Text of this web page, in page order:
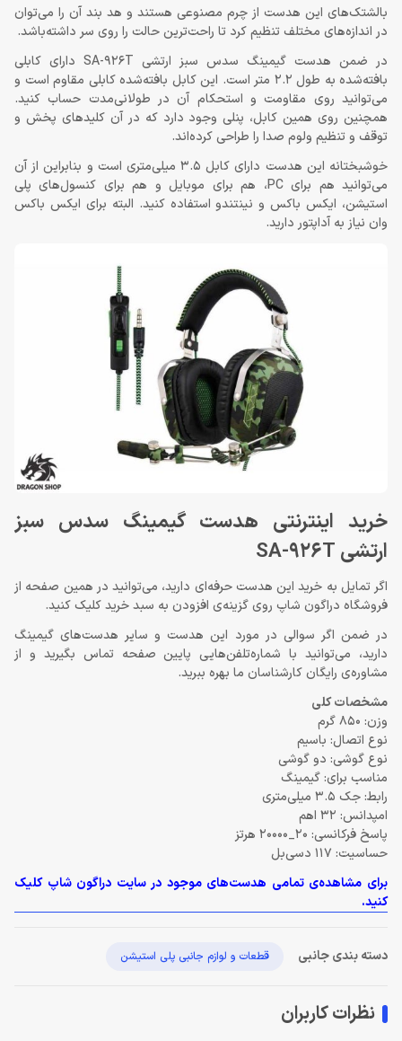
بالشتک‌های این هدست از چرم مصنوعی هستند و هد بند آن را می‌توان
در اندازه‌های مختلف تنظیم کرد تا راحت‌ترین حالت را روی سر داشته‌باشد.
در ضمن هدست گیمینگ سدس سبز ارتشی SA-926T دارای کابلی
بافته‌شده به طول 2.2 متر است. این کابل بافته‌شده کابلی مقاوم است و
می‌توانید روی مقاومت و استحکام آن در طولانی‌مدت حساب کنید.
همچنین روی همین کابل، پنلی وجود دارد که در آن کلیدهای پخش و
توقف و تنظیم ولوم صدا را طراحی کرده‌اند.
خوشبختانه این هدست دارای کابل 3.5 میلی‌متری است و بنابراین از آن
می‌توانید هم برای PC، هم برای موبایل و هم برای کنسول‌های پلی
استیشن، ایکس باکس و نینتندو استفاده کنید. البته برای ایکس باکس
وان نیاز به آداپتور دارید.
خرید اینترنتی هدست گیمینگ سدس سبز
ارتشی SA-926T
اگر تمایل به خرید این هدست حرفه‌ای دارید، می‌توانید در همین صفحه از
فروشگاه دراگون شاپ روی گزینه‌ی افزودن به سبد خرید کلیک کنید.
در ضمن اگر سوالی در مورد این هدست و سایر هدست‌های گیمینگ
دارید، می‌توانید با شماره‌تلفن‌هایی پایین صفحه تماس بگیرید و از
مشاوره‌ی رایگان کارشناسان ما بهره ببرید.
مشخصات کلی
وزن: 850 گرم
نوع اتصال: باسیم
نوع گوشی: دو گوشی
مناسب برای: گیمینگ
رابط: جک 3.5 میلی‌متری
امپدانس: 32 اهم
پاسخ فرکانسی: 20_20000 هرتز
حساسیت: 117 دسی‌بل
برای مشاهده‌ی تمامی هدست‌های موجود در سایت دراگون شاپ کلیک
کنید.
دسته بندی جانبی قطعات و لوازم جانبی پلی استیشن
نظرات کاربران